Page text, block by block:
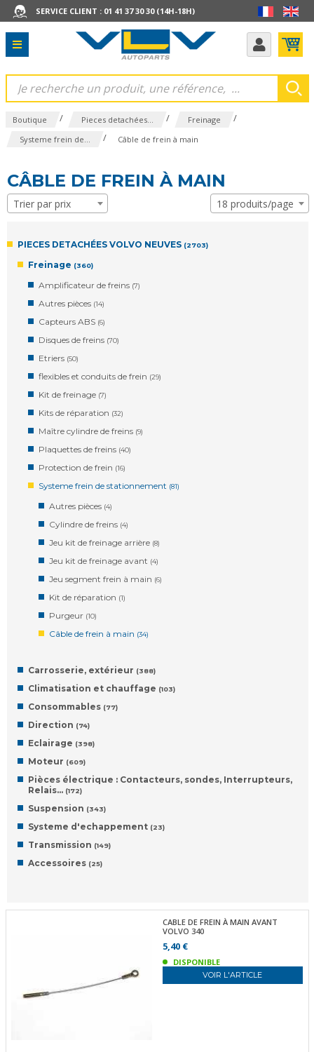
SERVICE CLIENT : 01 41 37 30 30 (14H-18H)
Boutique / Pieces detachées... / Freinage /
Systeme frein de... / Câble de frein à main
CÂBLE DE FREIN À MAIN
Trier par prix 18 produits/page
PIECES DETACHÉES VOLVO NEUVES (2703)
Freinage (360)
Amplificateur de freins (7)
Autres pièces (14)
Capteurs ABS (6)
Disques de freins (70)
Etriers (50)
flexibles et conduits de frein (29)
Kit de freinage (7)
Kits de réparation (32)
Maître cylindre de freins (9)
Plaquettes de freins (40)
Protection de frein (16)
Systeme frein de stationnement (81)
Autres pièces (4)
Cylindre de freins (4)
Jeu kit de freinage arrière (8)
Jeu kit de freinage avant (4)
Jeu segment frein à main (6)
Kit de réparation (1)
Purgeur (10)
Câble de frein à main (34)
Carrosserie, extérieur (388)
Climatisation et chauffage (103)
Consommables (77)
Direction (74)
Eclairage (398)
Moteur (609)
Pièces électrique : Contacteurs, sondes, Interrupteurs,
Relais… (172)
Suspension (343)
Systeme d'echappement (23)
Transmission (149)
Accessoires (25)
CABLE DE FREIN À MAIN AVANT
VOLVO 340
5,40 €
DISPONIBLE
VOIR L'ARTICLE